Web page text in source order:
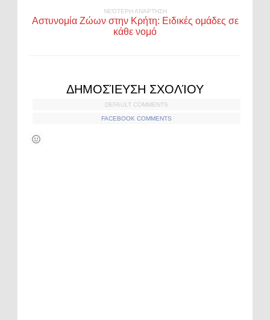
ΝΕΌΤΕΡΗ ΑΝΆΡΤΗΣΗ
Αστυνομία Ζώων στην Κρήτη: Ειδικές ομάδες σε
κάθε νομό
ΔΗΜΟΣΊΕΥΣΗ ΣΧΟΛΊΟΥ
DEFAULT COMMENTS
FACEBOOK COMMENTS